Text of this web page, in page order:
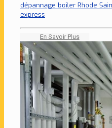
dépannage boiler Rhode
express
En Savoir Plus